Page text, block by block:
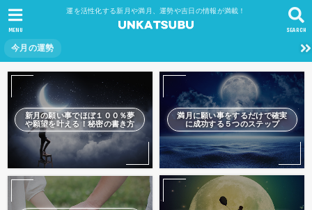
運を活性化する新月や満月、運勢や吉日の情報が満載！
SEARCH
MENU
今月の運勢
新月の願い事でほぼ１００％夢
や願望を叶える！秘密の書き方
満月に願い事をするだけで確実
に成功する５つのステップ